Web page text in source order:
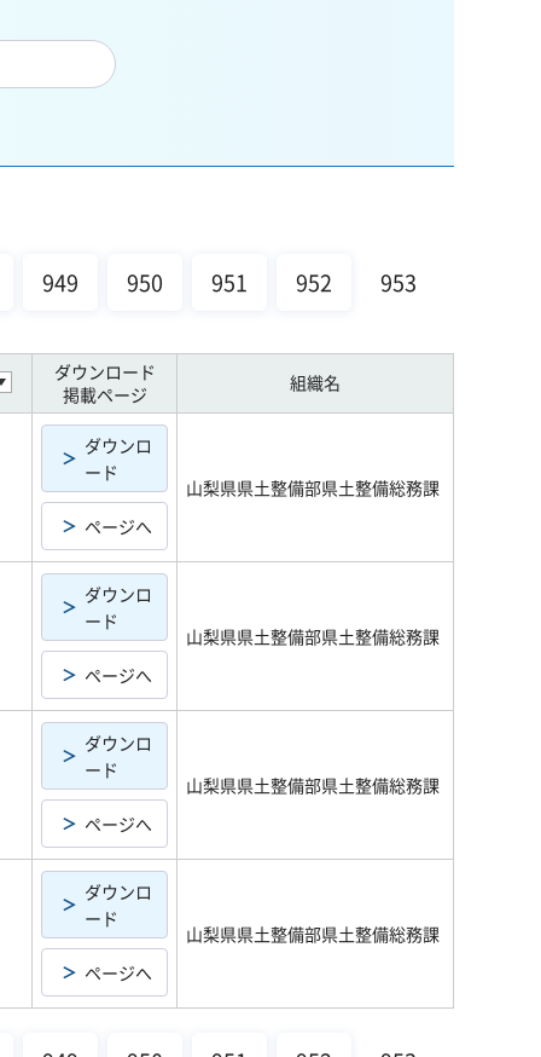
949 950 951 952 953
ダウンロード
掲載ページ
組織名
ダウンロ
ード
ページへ
山梨県県土整備部県土整備総務課
ダウンロ
ード
ページへ
山梨県県土整備部県土整備総務課
ダウンロ
ード
ページへ
山梨県県土整備部県土整備総務課
ダウンロ
ード
ページへ
山梨県県土整備部県土整備総務課